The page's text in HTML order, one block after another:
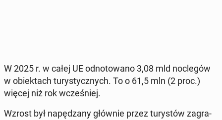
W 2025 r. w całej UE od­no­to­wa­no 3,08 mld noc­le­gów
w obiek­tach tu­ry­stycz­nych. To o 61,5 mln (2 proc.)
więcej niż rok wcze­śniej.
Wzrost był na­pę­dza­ny głównie przez tu­ry­stów za­gra­